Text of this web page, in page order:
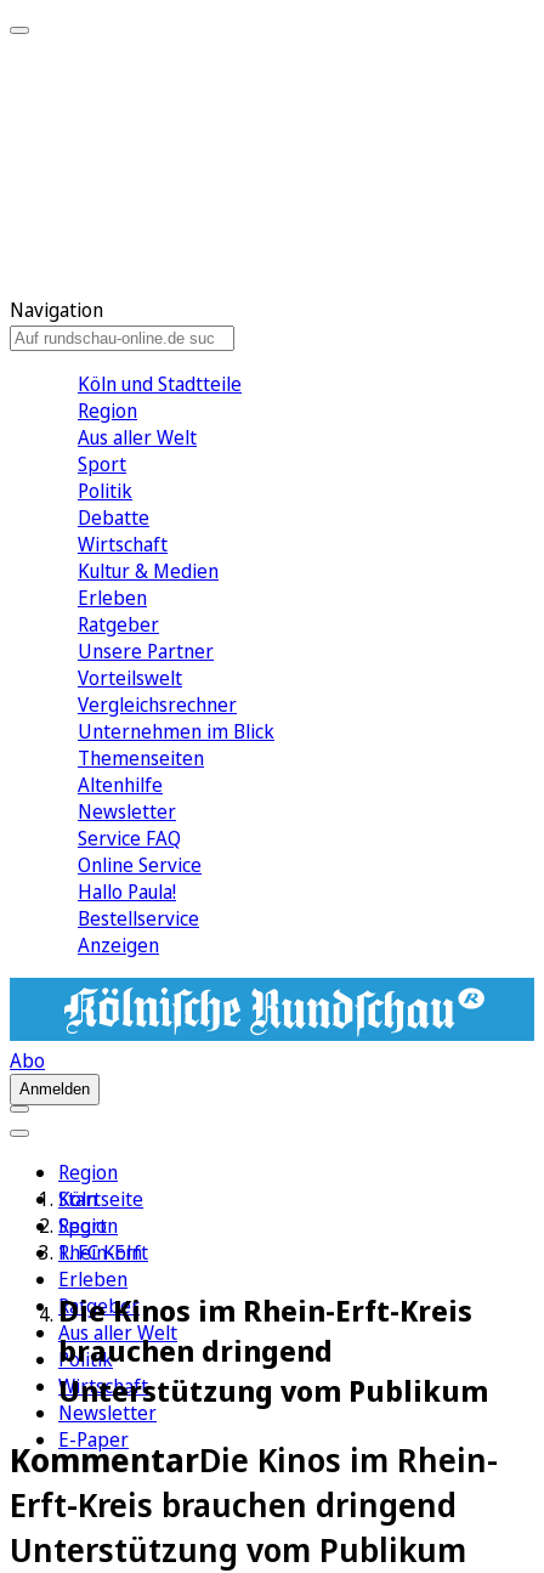
Navigation
Köln und Stadtteile
Region
Aus aller Welt
Sport
Politik
Debatte
Wirtschaft
Kultur & Medien
Erleben
Ratgeber
Unsere Partner
Vorteilswelt
Vergleichsrechner
Unternehmen im Blick
Themenseiten
Altenhilfe
Newsletter
Service FAQ
Online Service
Hallo Paula!
Bestellservice
Anzeigen
Abo
Anmelden
Region
Köln
Sport
1. FC Köln
Erleben
Ratgeber
Aus aller Welt
Politik
Wirtschaft
Newsletter
E-Paper
Startseite
Region
Rhein-Erft
Die Kinos im Rhein-Erft-Kreis
brauchen dringend
Unterstützung vom Publikum
KommentarDie Kinos im Rhein-
Erft-Kreis brauchen dringend
Unterstützung vom Publikum